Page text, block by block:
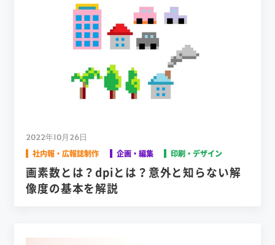
2022年10月26日
社内報・広報誌制作 企画・編集 印刷・デザイン
画素数とは？dpiとは？意外と知らない解
像度の基本を解説